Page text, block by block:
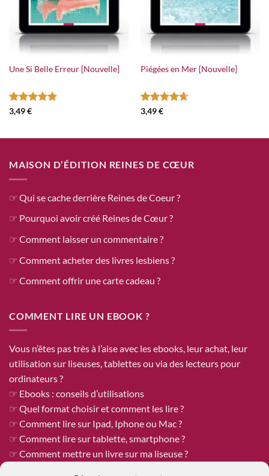
Une Si Belle Erreur [Nouvelle]
Note
3,49€
Piégées en Mer [Nouvelle]
Note
3,49€
MAISON D’ÉDITION REINES DE CŒUR
☞ Qui se cache derrière Reines de Coeur ?
☞ Pourquoi avoir créé Reines de Cœur ?
☞ Comment laisser un commentaire ?
☞ Comment acheter des livres lesbiens ?
☞ Comment offrir une carte cadeau ?
COMMENT LIRE UN EBOOK ?
Vous n’êtes pas très à l’aise avec les ebooks, leur achat, leur
utilisation sur liseuses, tablettes ou via des lecteurs pour
ordinateurs ?
☞ Ebooks : conseils d’utilisations
☞ Quel format choisir et comment les lire ?
☞ Comment lire sur Ipad, Iphone ou Mac ?
☞ Comment lire sur tablette, smartphone ?
☞ Comment mettre un livre sur ma liseuse ?